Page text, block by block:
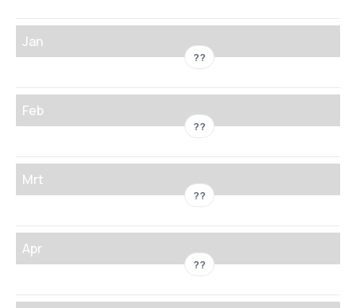
Jan
??
Feb
??
Mrt
??
Apr
??